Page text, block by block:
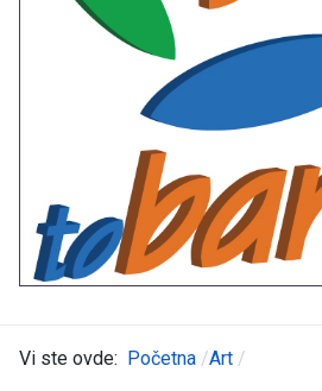
Vi ste ovde: Početna Art